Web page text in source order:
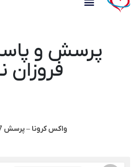
پرسش و پاسخ
فروزان نیا
واکس کرونا – پرسش 2787